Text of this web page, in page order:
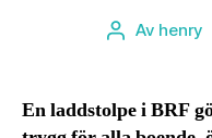
Av henry
En laddstolpe i BRF